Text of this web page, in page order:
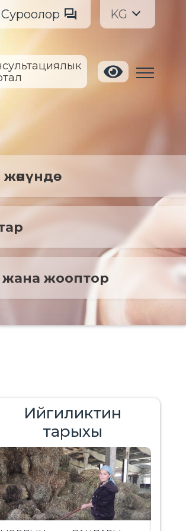
Суроолор KG
жана жооптор
Ийгиликтин
тарыхы